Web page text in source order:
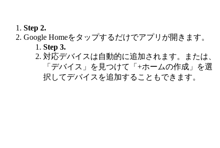
Step 2.
Google Homeをタップするだけでアプリが開きます。
Step 3.
対応デバイスは自動的に追加されます。または、
「デバイス」を見つけて「+ホームの作成」を選
択してデバイスを追加することもできます。